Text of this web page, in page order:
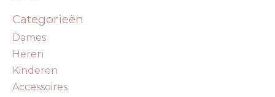
Categorieën
Dames
Heren
Kinderen
Accessoires